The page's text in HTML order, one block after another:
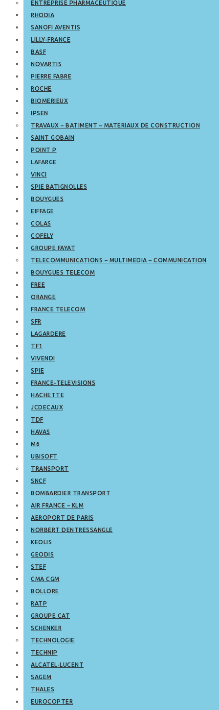
ENTREPRISE PHARMACEUTIQUE
RHODIA
SANOFI AVENTIS
LILLY-FRANCE
BASF
NOVARTIS
PIERRE FABRE
ROCHE
BIOMERIEUX
IPSEN
TRAVAUX – BATIMENT – MATERIAUX DE CONSTRUCTION
SAINT GOBAIN
POINT P
LAFARGE
VINCI
SPIE BATIGNOLLES
BOUYGUES
EIFFAGE
COLAS
COFELY
GROUPE FAYAT
TELECOMMUNICATIONS – MULTIMEDIA – COMMUNICATION
BOUYGUES TELECOM
FREE
ORANGE
FRANCE TELECOM
SFR
LAGARDERE
TF1
VIVENDI
SPIE
FRANCE-TELEVISIONS
HACHETTE
JCDECAUX
TDF
HAVAS
M6
UBISOFT
TRANSPORT
SNCF
BOMBARDIER TRANSPORT
AIR FRANCE – KLM
AEROPORT DE PARIS
NORBERT DENTRESSANGLE
KEOLIS
GEODIS
STEF
CMA CGM
BOLLORE
RATP
GROUPE CAT
SCHENKER
TECHNOLOGIE
TECHNIP
ALCATEL-LUCENT
SAGEM
THALES
EUROCOPTER